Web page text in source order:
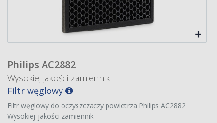
Philips AC2882
Wysokiej jakości zamiennik
Filtr węglowy
Filtr węglowy do oczyszczaczy powietrza Philips AC2882.
Wysokiej jakości zamiennik.